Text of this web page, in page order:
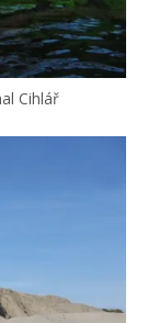
Cihlář